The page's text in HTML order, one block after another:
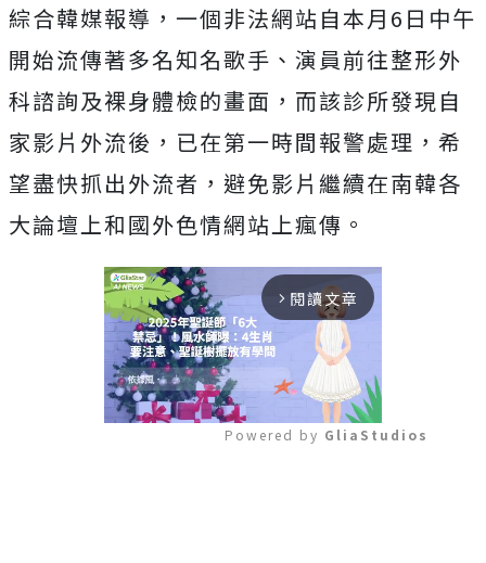
綜合韓媒報導，一個非法網站自本月6日中午
開始流傳著多名知名歌手、演員前往整形外
科諮詢及裸身體檢的畫面，而該診所發現自
家影片外流後，已在第一時間報警處理，希
望盡快抓出外流者，避免影片繼續在南韓各
大論壇上和國外色情網站上瘋傳。
arrow_forward_ios 閱讀文章
Powered by GliaStudios